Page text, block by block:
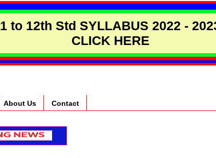
1 to 12th Std SYLLABUS 2022 -
CLICK HERE
About Us Contact